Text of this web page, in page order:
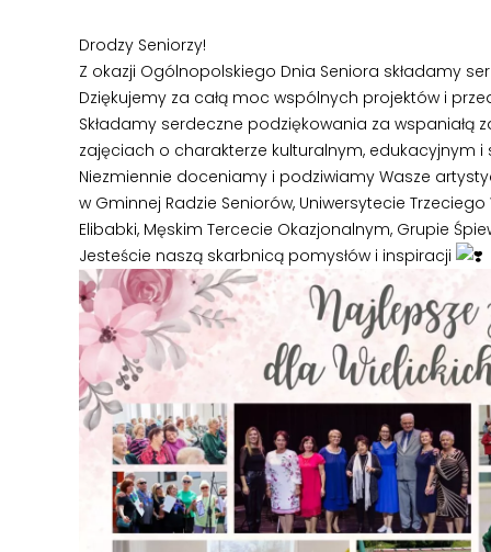
Drodzy Seniorzy!
Z okazji Ogólnopolskiego Dnia Seniora składamy
Dziękujemy za całą moc wspólnych projektów i
Składamy serdeczne podziękowania za wspaniałą
zajęciach o charakterze kulturalnym, edukacyjnym i
Niezmiennie doceniamy i podziwiamy Wasze
w Gminnej Radzie Seniorów, Uniwersytecie
Elibabki, Męskim Tercecie Okazjonalnym, Grupie
Jesteście naszą skarbnicą pomysłów i inspiracji